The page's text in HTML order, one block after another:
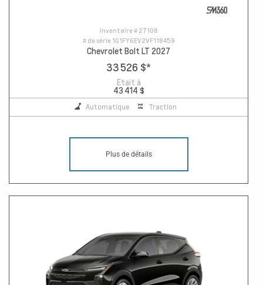
Inventaire # 27108
# de série 1G1FY6EV2VF118459
Chevrolet Bolt LT 2027
33 526 $*
Etait à
43 414 $
Automatique Traction
Plus de détails